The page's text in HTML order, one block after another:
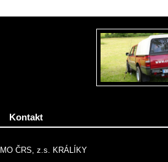
Kontakt
MO ČRS, z.s. KRÁLÍKY